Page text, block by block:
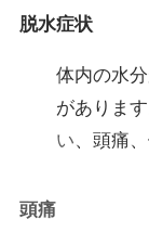
脱水症状
体内の水
がありま
い、頭痛
頭痛